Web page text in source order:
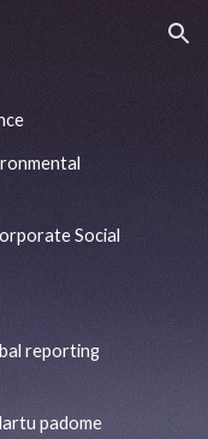
Skip to navigation
Social
reporting
padome